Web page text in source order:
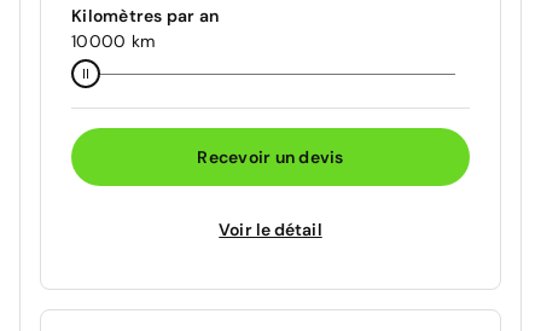
Kilomètres par an
10000 km
Recevoir un devis
Voir le détail